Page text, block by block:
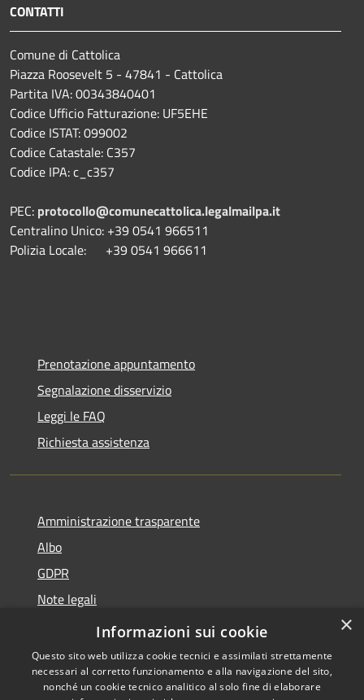
CONTATTI
Comune di Cattolica
Piazza Roosevelt 5 - 47841 - Cattolica
Partita IVA: 00343840401
Codice Ufficio Fatturazione: UF5EHE
Codice ISTAT: 099002
Codice Catastale: C357
Codice IPA: c_c357
PEC: protocollo@comunecattolica.legalmailpa.it
Centralino Unico: +39 0541 966511
Polizia Locale: +39 0541 966611
Prenotazione appuntamento
Segnalazione disservizio
Leggi le FAQ
Richiesta assistenza
Amministrazione trasparente
Albo
GDPR
Note legali
Dichiarazione di accessibilità
×
Informazioni sui cookie
Questo sito web utilizza cookie tecnici e assimilati strettamente
necessari al corretto funzionamento e alla navigazione del sito,
nonché un cookie tecnico analitico al solo fine di elaborare